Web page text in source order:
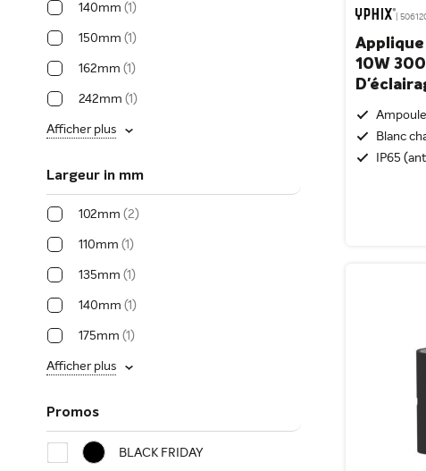
|
10W
Blanc
IP65
140mm 1
150mm 1
162mm 1
242mm 1
Afficher plus
Largeur in mm
102mm 2
110mm 1
135mm 1
140mm 1
175mm 1
Afficher plus
Promos
BLACK FRIDAY